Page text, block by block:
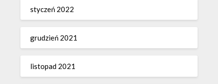
styczeń 2022
grudzień 2021
listopad 2021